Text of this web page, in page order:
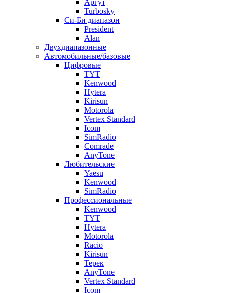
Turbosky
Си-Би диапазон
President
Alan
Двухдиапазонные
Автомобильные/базовые
Цифровые
TYT
Kenwood
Hytera
Kirisun
Motorola
Vertex Standard
Icom
SimRadio
Comrade
AnyTone
Любительские
Yaesu
Kenwood
SimRadio
Профессиональные
Kenwood
TYT
Hytera
Motorola
Racio
Kirisun
Терек
AnyTone
Vertex Standard
Icom